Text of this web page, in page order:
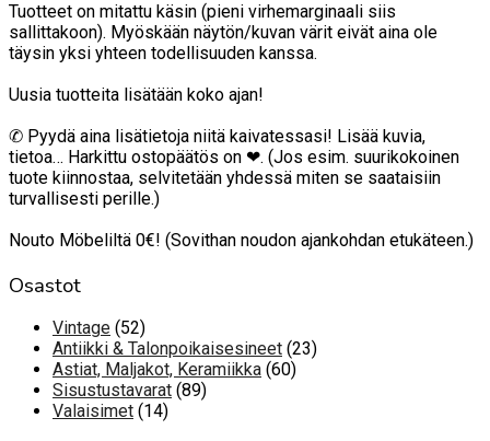
Tuotteet on mitattu käsin (pieni virhemarginaali siis
sallittakoon). Myöskään näytön/kuvan värit eivät aina ole
täysin yksi yhteen todellisuuden kanssa.
Uusia tuotteita lisätään koko ajan!
✆ Pyydä aina lisätietoja niitä kaivatessasi! Lisää kuvia,
tietoa… Harkittu ostopäätös on ❤. (Jos esim. suurikokoinen
tuote kiinnostaa, selvitetään yhdessä miten se saataisiin
turvallisesti perille.)
Nouto Möbeliltä 0€! (Sovithan noudon ajankohdan etukäteen.)
Osastot
Vintage 5252
tuotetta
Antiikki & Talonpoikaisesineet 2323
Astiat, Maljakot, Keramiikka 6060
Sisustustavarat 8989
Valaisimet 1414